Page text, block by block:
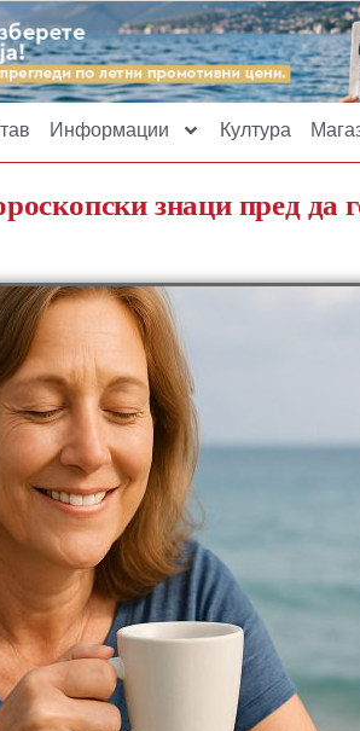
Информации Култура
знаци пред да